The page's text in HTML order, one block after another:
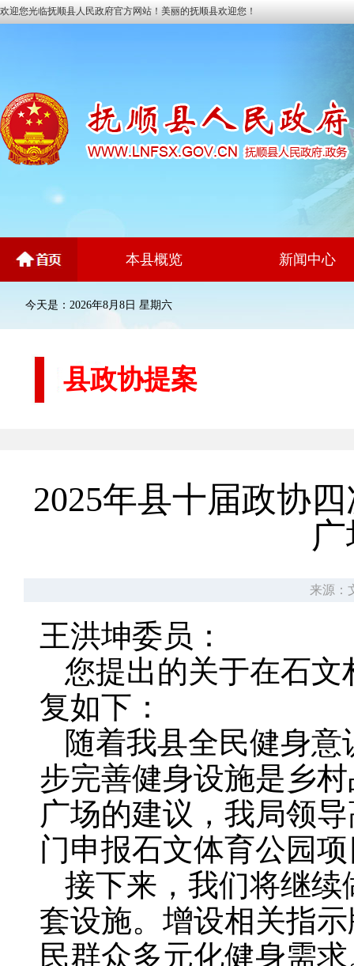
欢迎您光临抚顺县人民政府官方网站！美丽的抚顺县欢迎您！
本县概览 新闻中心
今天是：2026年8月8日 星期六
县政协提案
2025年县十届政协
来源：
王洪坤委员：
您提出的关于在石
复如下：
随着我县全民健身
步完善健身设施是乡
广场的建议，我局领
门申报石文体育公园
接下来，我们将继
套设施。增设相关指
民群众多元化健身需